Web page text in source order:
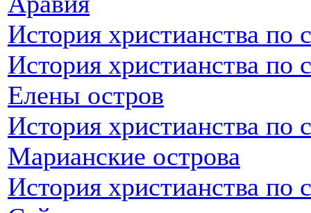
История христианства по
История христианства по
Елены остров
История христианства
Марианские острова
История христианства по